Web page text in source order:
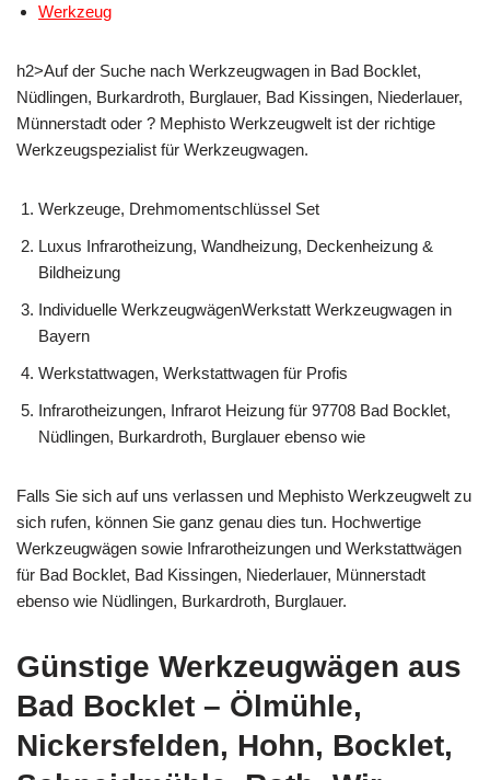
Werkzeug
h2>Auf der Suche nach Werkzeugwagen in Bad Bocklet,
Nüdlingen, Burkardroth, Burglauer, Bad Kissingen, Niederlauer,
Münnerstadt oder ? Mephisto Werkzeugwelt ist der richtige
Werkzeugspezialist für Werkzeugwagen.
Werkzeuge, Drehmomentschlüssel Set
Luxus Infrarotheizung, Wandheizung, Deckenheizung &
Bildheizung
Individuelle WerkzeugwägenWerkstatt Werkzeugwagen in
Bayern
Werkstattwagen, Werkstattwagen für Profis
Infrarotheizungen, Infrarot Heizung für 97708 Bad Bocklet,
Nüdlingen, Burkardroth, Burglauer ebenso wie
Falls Sie sich auf uns verlassen und Mephisto Werkzeugwelt zu
sich rufen, können Sie ganz genau dies tun. Hochwertige
Werkzeugwägen sowie Infrarotheizungen und Werkstattwägen
für Bad Bocklet, Bad Kissingen, Niederlauer, Münnerstadt
ebenso wie Nüdlingen, Burkardroth, Burglauer.
Günstige Werkzeugwägen aus
Bad Bocklet – Ölmühle,
Nickersfelden, Hohn, Bocklet,